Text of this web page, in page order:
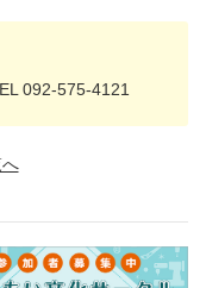
092-575-4121